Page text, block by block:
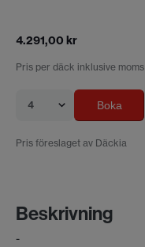
4.291,00 kr
Pris per däck inklusive moms
4 Boka
Pris föreslaget av Däckia
Beskrivning
-